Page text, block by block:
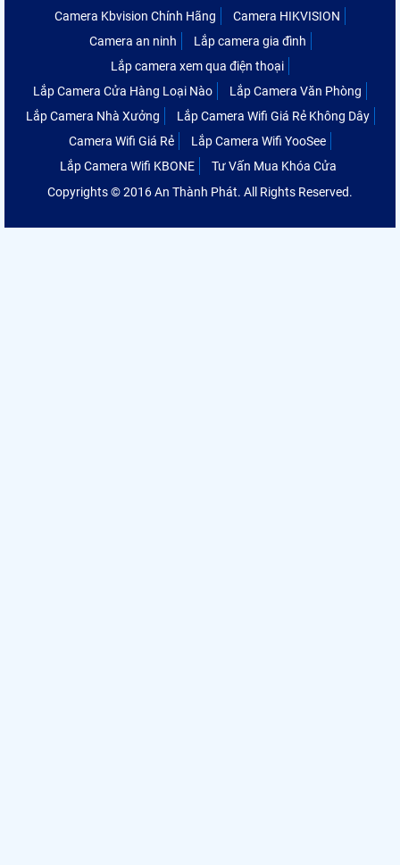
Camera Kbvision Chính Hãng
Camera HIKVISION
Camera an ninh
Lắp camera gia đình
Lắp camera xem qua điện thoại
Lắp Camera Cửa Hàng Loại Nào
Lắp Camera Văn Phòng
Lắp Camera Nhà Xưởng
Lắp Camera Wifi Giá Rẻ Không Dây
Camera Wifi Giá Rẻ
Lắp Camera Wifi YooSee
Lắp Camera Wifi KBONE
Tư Vấn Mua Khóa Cửa
Copyrights © 2016 An Thành Phát. All Rights Reserved.